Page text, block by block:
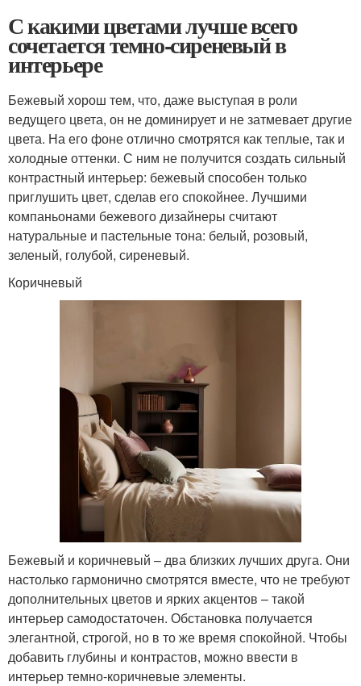
С какими цветами лучше всего
сочетается темно-сиреневый в
интерьере
Бежевый хорош тем, что, даже выступая в роли
ведущего цвета, он не доминирует и не затмевает другие
цвета. На его фоне отлично смотрятся как теплые, так и
холодные оттенки. С ним не получится создать сильный
контрастный интерьер: бежевый способен только
приглушить цвет, сделав его спокойнее. Лучшими
компаньонами бежевого дизайнеры считают
натуральные и пастельные тона: белый, розовый,
зеленый, голубой, сиреневый.
Коричневый
Бежевый и коричневый – два близких лучших друга. Они
настолько гармонично смотрятся вместе, что не требуют
дополнительных цветов и ярких акцентов – такой
интерьер самодостаточен. Обстановка получается
элегантной, строгой, но в то же время спокойной. Чтобы
добавить глубины и контрастов, можно ввести в
интерьер темно-коричневые элементы.